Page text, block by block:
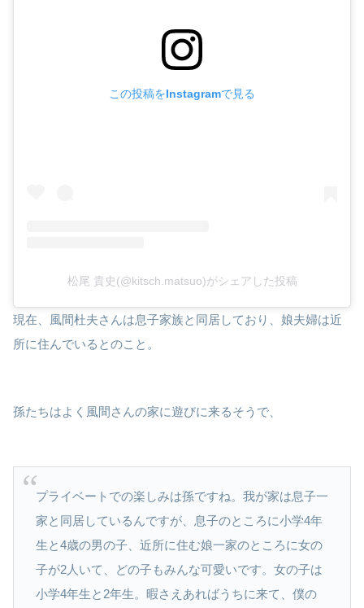
この投稿をInstagramで見る
松尾 貴史(@kitsch.matsuo)がシェアした投稿
現在、風間杜夫さんは息子家族と同居しており、娘夫婦は近
所に住んでいるとのこと。
孫たちはよく風間さんの家に遊びに来るそうで、
プライベートでの楽しみは孫ですね。我が家は息子一
家と同居しているんですが、息子のところに小学4年
生と4歳の男の子、近所に住む娘一家のところに女の
子が2人いて、どの子もみんな可愛いです。女の子は
小学4年生と2年生。暇さえあればうちに来て、僕の